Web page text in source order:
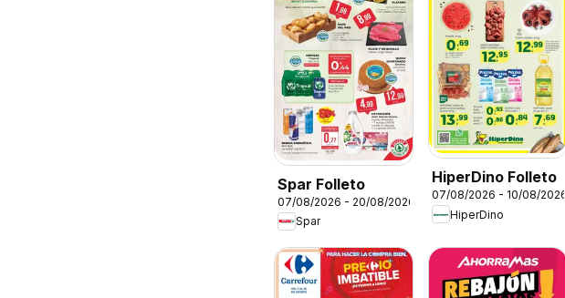
Spar Folleto
07/08/2026 - 20/08/2026
Spar
HiperDino Folleto
07/08/2026 - 10/08/2026
HiperDino